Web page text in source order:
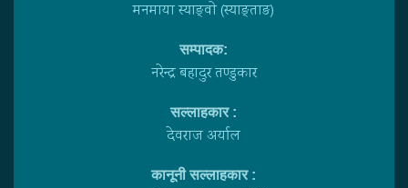
मनमाया स्याङ्वाे (स्याङ्ताङ)
सम्पादक:
नरेन्द्र बहादुर तण्डुकार
सल्लाहकार :
देवराज अर्याल
कानूनी सल्लाहकार :